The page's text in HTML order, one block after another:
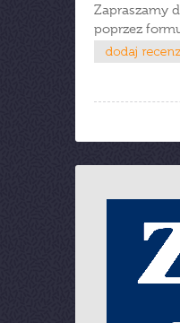
Zapraszamy
poprzez